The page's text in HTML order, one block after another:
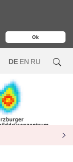
Ok
DE EN RU